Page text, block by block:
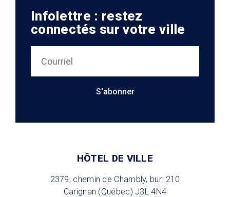
Infolettre : restez
connectés sur votre ville
S'abonner
HÔTEL DE VILLE
2379, chemin de Chambly, bur. 210
Carignan (Québec) J3L 4N4